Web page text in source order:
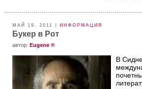
МАЙ 19, 2011 | ИНФОРМАЦИЯ
Букер в Рот
aвтор: Eugene ®
В